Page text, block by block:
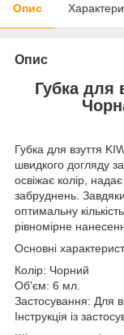
Опис
Опис
Губка для
Губка для взуття
швидкого догляду
освіжає колір,
забруднень.
оптимальну
рівномірне
Основні
Колір: Чорний
Об'єм: 6 мл.
Застосування: Для
Інструкція із